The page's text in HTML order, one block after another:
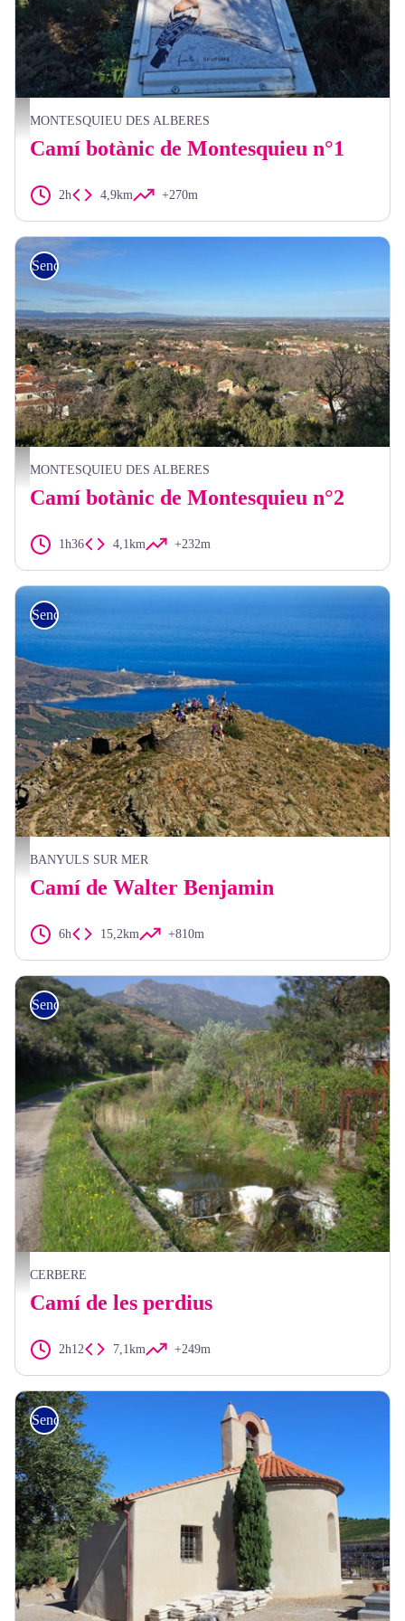
Elisabeth Coste
MONTESQUIEU DES ALBERES
Camí botànic de Montesquieu n°1
2h 4,9km +270m
Elisabeth Coste
Senderisme
MONTESQUIEU DES ALBERES
Camí botànic de Montesquieu n°2
1h36 4,1km +232m
Frédéric Hédelin
Senderisme
BANYULS SUR MER
Camí de Walter Benjamin
6h 15,2km +810m
sentier des perdreaux - BIT Cerbère
Senderisme
CERBERE
Camí de les perdius
2h12 7,1km +249m
Senderisme